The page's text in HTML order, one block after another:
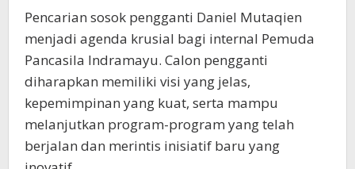
Pencarian sosok pengganti Daniel Mutaqien
menjadi agenda krusial bagi internal Pemuda
Pancasila Indramayu. Calon pengganti
diharapkan memiliki visi yang jelas,
kepemimpinan yang kuat, serta mampu
melanjutkan program-program yang telah
berjalan dan merintis inisiatif baru yang